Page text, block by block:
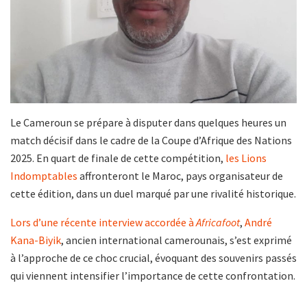
Le Cameroun se prépare à disputer dans quelques heures un
match décisif dans le cadre de la Coupe d’Afrique des Nations
2025. En quart de finale de cette compétition, les Lions
Indomptables affronteront le Maroc, pays organisateur de
cette édition, dans un duel marqué par une rivalité historique.
Lors d’une récente interview accordée àAfricafoot, André
Kana-Biyik, ancien international camerounais, s’est exprimé
à l’approche de ce choc crucial, évoquant des souvenirs passés
qui viennent intensifier l’importance de cette confrontation.